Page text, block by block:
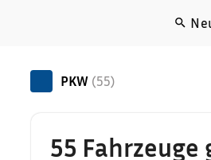
PKW (55)
55